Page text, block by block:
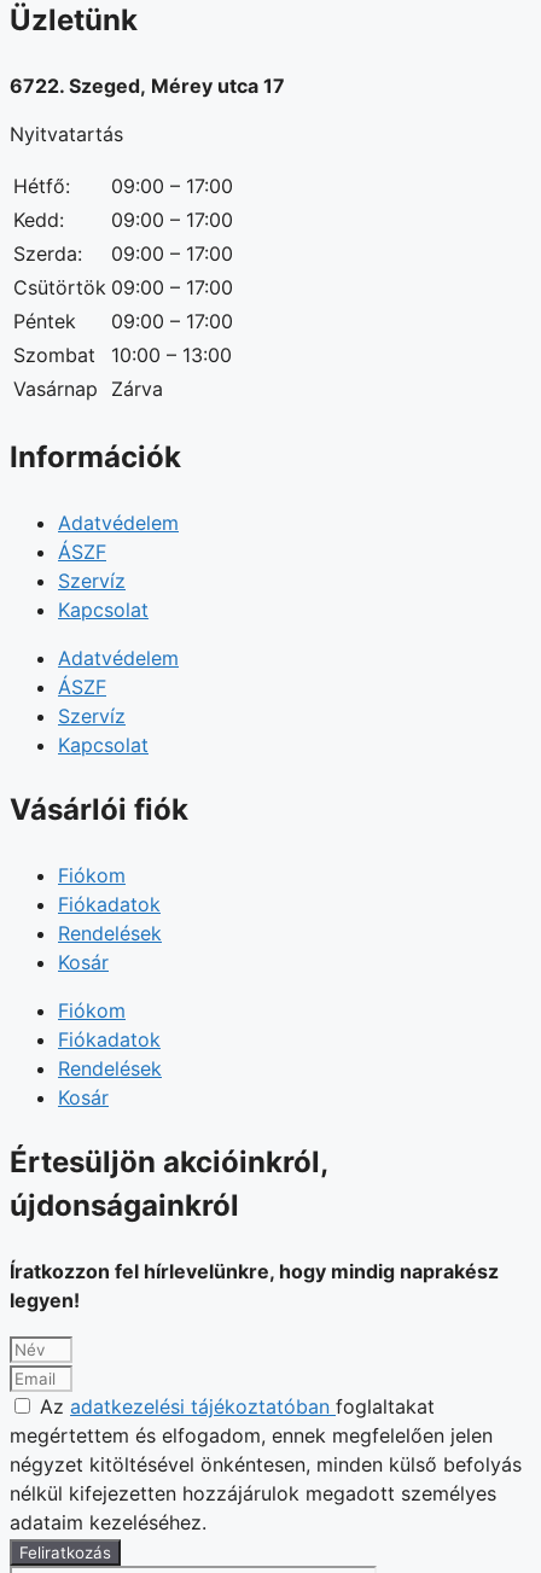
Üzletünk
6722. Szeged, Mérey utca 17
Nyitvatartás
Hétfő:
09:00 – 17:00
Kedd:
09:00 – 17:00
Szerda:
09:00 – 17:00
Csütörtök 09:00 – 17:00
Péntek
09:00 – 17:00
Szombat
10:00 – 13:00
Vasárnap
Zárva
Információk
Adatvédelem
ÁSZF
Szervíz
Kapcsolat
Adatvédelem
ÁSZF
Szervíz
Kapcsolat
Vásárlói fiók
Fiókom
Fiókadatok
Rendelések
Kosár
Fiókom
Fiókadatok
Rendelések
Kosár
Értesüljön akcióinkról,
újdonságainkról
Íratkozzon fel hírlevelünkre, hogy mindig naprakész
legyen!
Az adatkezelési tájékoztatóban foglaltakat
megértettem és elfogadom, ennek megfelelően jelen
négyzet kitöltésével önkéntesen, minden külső befolyás
nélkül kifejezetten hozzájárulok megadott személyes
adataim kezeléséhez.
Feliratkozás